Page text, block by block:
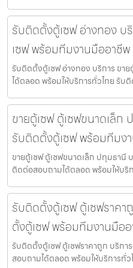
รับติดตั้งตู้เซฟ อ่างทอง บ
เซฟ พร้อมทีมงานมืออาชีพ
รับติดตั้งตู้เซฟ อ่างทอง บริการ ขา
ได้ตลอด พร้อมให้บริการทั่วไทย รับ
ขายตู้เซฟ ตู้เซฟขนาดเล็ก
รับติดตั้งตู้เซฟ พร้อมทีมง
ขายตู้เซฟ ตู้เซฟขนาดเล็ก ปทุมธานี
ติดต่อสอบถามได้ตลอด พร้อมให้บริ
รับติดตั้งตู้เซฟ ตู้เซฟราค
ตั้งตู้เซฟ พร้อมทีมงานมือ
รับติดตั้งตู้เซฟ ตู้เซฟราคาถูก บริก
สอบถามได้ตลอด พร้อมให้บริการทั่